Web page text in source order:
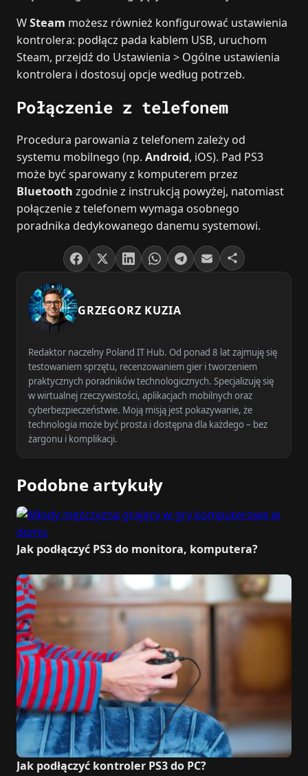
WSteam możesz również konfigurować ustawienia
kontrolera: podłącz pada kablem USB, uruchom
Steam, przejdź do Ustawienia > Ogólne ustawienia
kontrolera i dostosuj opcje według potrzeb.
Połączenie z telefonem
Procedura parowania z telefonem zależy od
systemu mobilnego (np. Android, iOS). Pad PS3
może być sparowany z komputerem przez
Bluetooth zgodnie z instrukcją powyżej, natomiast
połączenie z telefonem wymaga osobnego
poradnika dedykowanego danemu systemowi.
GRZEGORZ KUZIA
Redaktor naczelny Poland IT Hub. Od ponad 8 lat zajmuję się
testowaniem sprzętu, recenzowaniem gier i tworzeniem
praktycznych poradników technologicznych. Specjalizuję się
w wirtualnej rzeczywistości, aplikacjach mobilnych oraz
cyberbezpieczeństwie. Moją misją jest pokazywanie, że
technologia może być prosta i dostępna dla każdego – bez
żargonu i komplikacji.
Podobne artykuły
Jak podłączyć PS3 do monitora, komputera?
Jak podłączyć kontroler PS3 do PC?